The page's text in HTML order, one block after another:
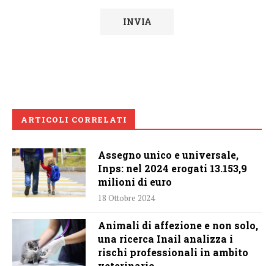
ARTICOLI CORRELATI
Assegno unico e universale,
Inps: nel 2024 erogati 13.153,9
milioni di euro
18 Ottobre 2024
Animali di affezione e non solo,
una ricerca Inail analizza i
rischi professionali in ambito